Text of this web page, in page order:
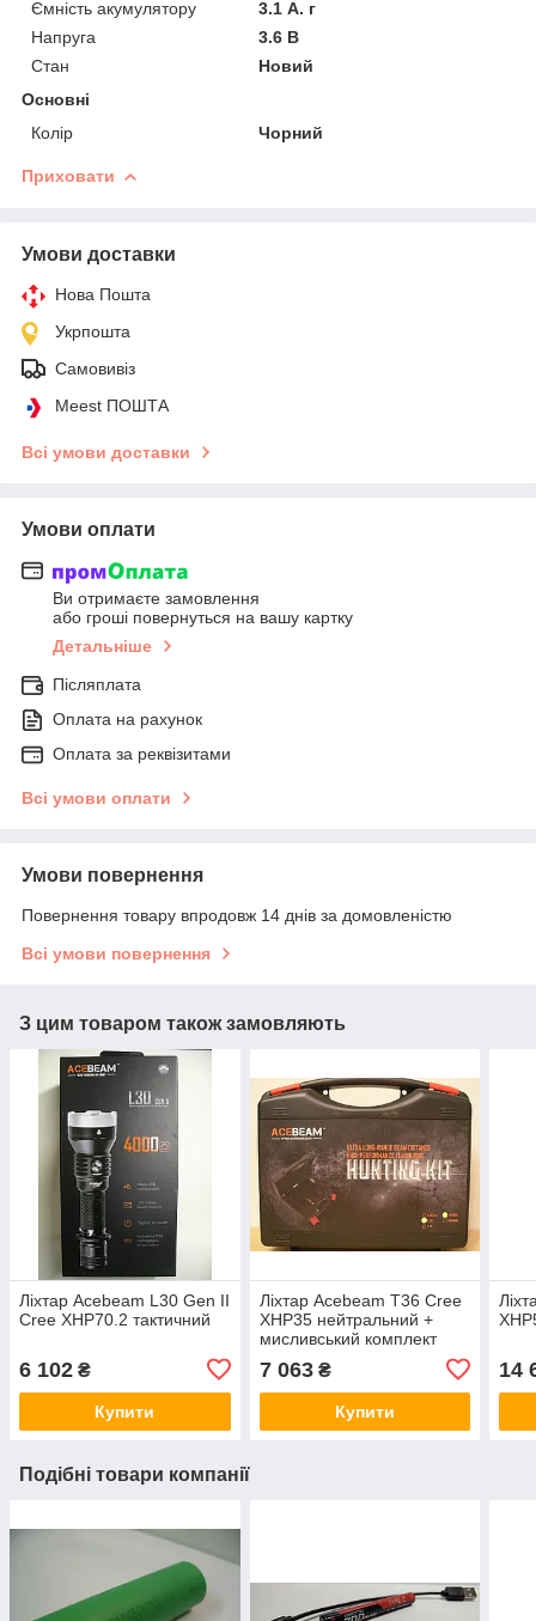
Ємність акумулятору
3.1 А. г
Напруга
3.6 В
Стан
Новий
Основні
Колір
Чорний
Приховати
Умови доставки
Нова Пошта
Укрпошта
Самовивіз
Meest ПОШТА
Всі умови доставки
Умови оплати
Ви отримаєте замовлення
або гроші повернуться на вашу картку
Детальніше
Післяплата
Оплата на рахунок
Оплата за реквізитами
Всі умови оплати
Умови повернення
Повернення товару впродовж 14 днів за домовленістю
Всі умови повернення
З цим товаром також замовляють
Ліхтар Acebeam L30 Gen II
Cree XHP70.2 тактичний
6 102 ₴
Купити
Ліхтар Acebeam T36 Cree
XHP35 нейтральний +
мисливський комплект
7 063₴
Купити
14
Подібні товари компанії